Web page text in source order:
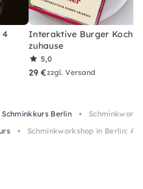
4
Interaktive Burger
zuhause
5,0
29 €zzgl. Versand
Schminkkurs Berlin
Schminkworkshop in Berlin: